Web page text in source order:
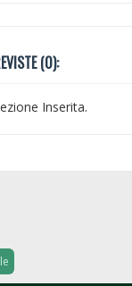
(0):
Inserita.